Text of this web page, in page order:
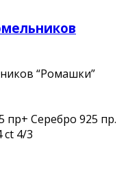
“Ромашки”
пр+ Серебро 925 пр.
ct 4/3